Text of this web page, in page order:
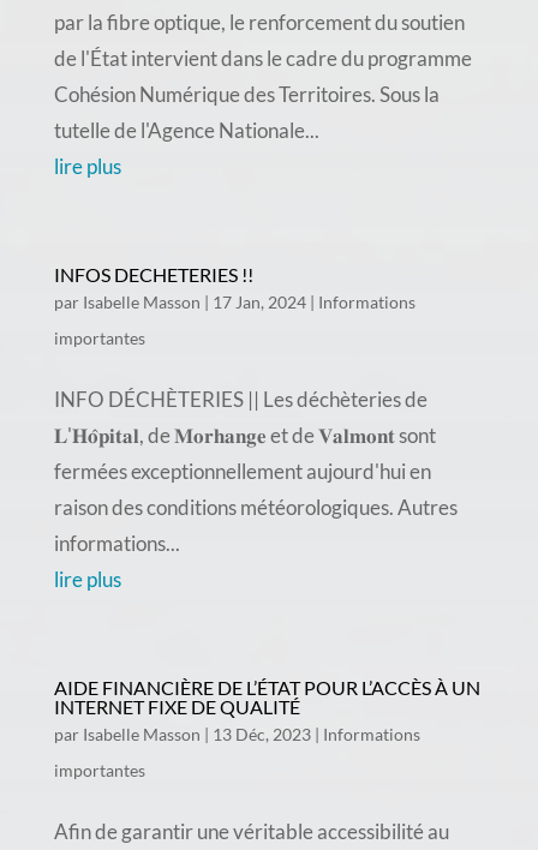
par la fibre optique, le renforcement du soutien
de l'État intervient dans le cadre du programme
Cohésion Numérique des Territoires. Sous la
tutelle de l'Agence Nationale...
lire plus
INFOS DECHETERIES !!
par Isabelle Masson | 17 Jan, 2024| Informations
importantes
INFO DÉCHÈTERIES || Les déchèteries de
𝐋'𝐇𝐨̂𝐩𝐢𝐭𝐚𝐥, de 𝐌𝐨𝐫𝐡𝐚𝐧𝐠𝐞 et de 𝐕𝐚𝐥𝐦𝐨𝐧𝐭 sont
fermées exceptionnellement aujourd'hui en
raison des conditions météorologiques. Autres
informations...
lire plus
AIDE FINANCIÈRE DE L’ÉTAT POUR L’ACCÈS À UN
INTERNET FIXE DE QUALITÉ
par Isabelle Masson | 13 Déc, 2023| Informations
importantes
Afin de garantir une véritable accessibilité au